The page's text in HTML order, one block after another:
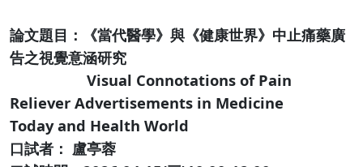
論文題目：《當代醫學》與《健康世界》中止痛藥廣
告之視覺意涵研究
Visual Connotations of Pain
Reliever Advertisements in Medicine
Today and Health World
口試者： 盧亭蓉